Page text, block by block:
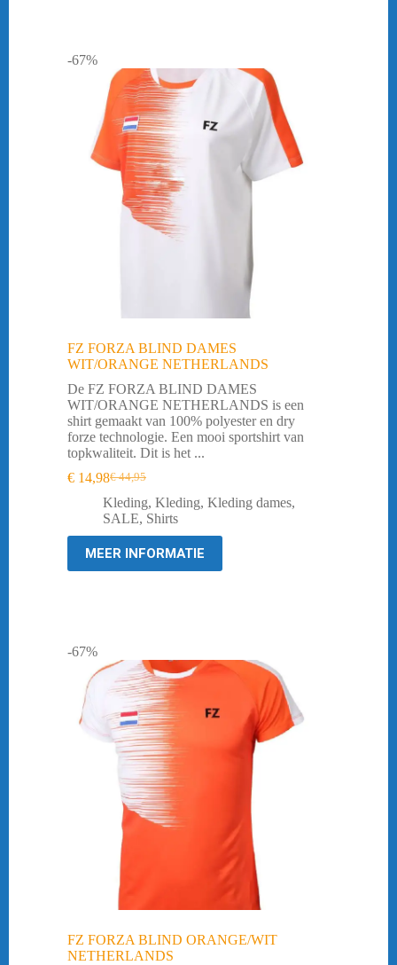
-67%
FZ FORZA BLIND DAMES
WIT/ORANGE NETHERLANDS
De FZ FORZA BLIND DAMES
WIT/ORANGE NETHERLANDS is een
shirt gemaakt van 100% polyester en dry
forze technologie. Een mooi sportshirt van
topkwaliteit. Dit is het ...
€44,95
Oorspronkelijke
prijs
was:
€ 44,95.
€ 14,98Huidige
prijs
is:
€ 14,98.
Kleding, Kleding, Kleding dames,
SALE, Shirts
MEER INFORMATIE
-67%
FZ FORZA BLIND ORANGE/WIT
NETHERLANDS